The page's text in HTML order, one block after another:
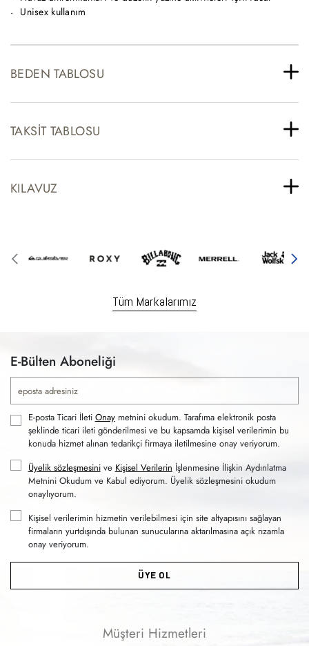
Unisex kullanım
BEDEN TABLOSU
TAKSIT TABLOSU
KILAVUZ
Tüm Markalarımız
E-Bülten Aboneliği
E-posta Ticari İleti Onaymetnini okudum. Tarafıma elektronik posta
şeklinde ticari ileti gönderilmesi ve bu kapsamda kişisel verilerimin bu
konuda hizmet alınan tedarikçi firmaya iletilmesine onay veriyorum.
Üyelik sözleşmesinive Kişisel Verilerin İşlenmesine İlişkin Aydınlatma
Metnini Okudum ve Kabul ediyorum. Üyelik sözleşmesini okudum
onaylıyorum.
Kişisel verilerimin hizmetin verilebilmesi için site altyapısını sağlayan
firmaların yurtdışında bulunan sunucularına aktarılmasına açık rızamla
onay veriyorum.
ÜYE OL
Müşteri Hizmetleri